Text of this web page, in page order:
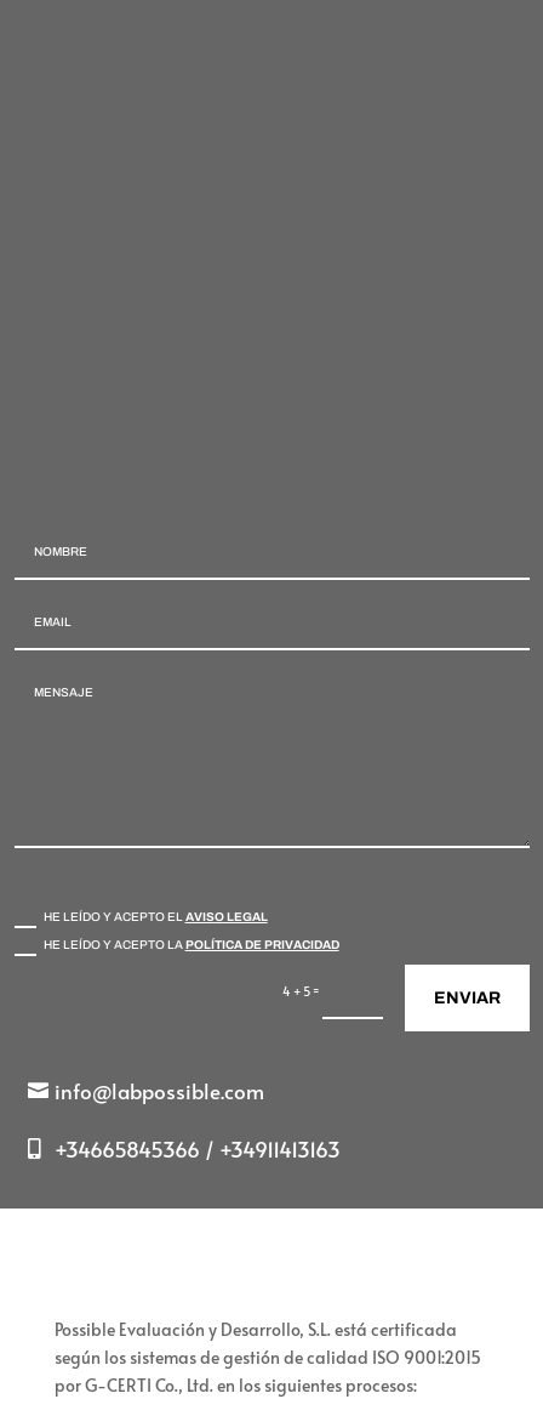
HE LEÍDO Y ACEPTO EL AVISO LEGAL
HE LEÍDO Y ACEPTO LAPOLÍTICA DE PRIVACIDAD
4 + 5= ENVIAR
info@labpossible.com
+34665845366 / +34911413163
Possible Evaluación y Desarrollo, S.L. está certificada
según los sistemas de gestión de calidad ISO 9001:2015
por G-CERTI Co., Ltd. en los siguientes procesos: